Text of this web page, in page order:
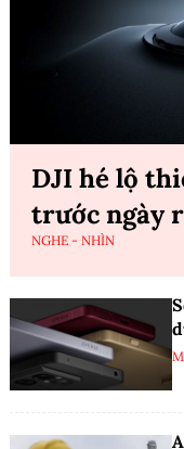
DJI hé lộ
trước ngày
NGHE - NHÌN